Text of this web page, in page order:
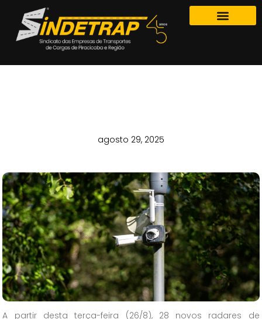
agosto 29, 2025
A partir desta terça-feira (26/8), 28 novos radares de